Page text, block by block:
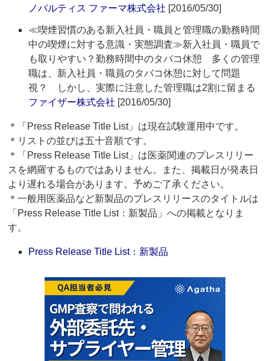
ノバルティス ファーマ株式会社 [2016/05/30]
≪喫煙習慣のある新入社員・職員と管理職の勤務時間
中の喫煙に対する意識・実態調査≫新入社員・職員で
も取りやすい？勤務時間中のタバコ休憩 多くの管理
職は、新入社員・職員のタバコ休憩に対して問題
視？ しかし、実際に注意した管理職は2割に留まる
ファイザー株式会社 [2016/05/30]
＊「Press Release Title List」は現在試験運用中です。
＊リストの並びは五十音順です。
＊「Press Release Title List」は医薬関連のプレスリリー
スを網羅するものではありません。また、掲載日が発表日
より遅れる場合があります。予めご了承ください。
＊一般用医薬品など新製品のプレスリリースのタイトルは
「Press Release Title List：新製品」への掲載となりま
す。
Press Release Title List：新製品